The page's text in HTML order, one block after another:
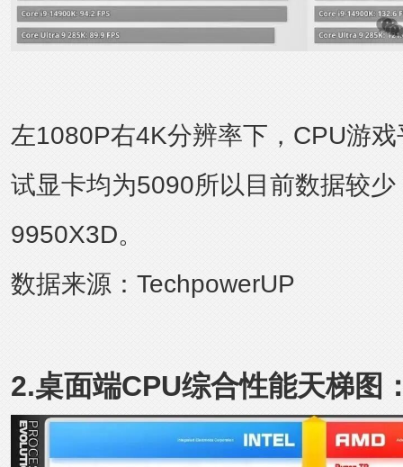
左1080P右4K分辨率下，CPU游
试显卡均为5090所以目前数据较
9950X3D。
数据来源： TechpowerUP
2.桌面端CPU综合性能天梯图